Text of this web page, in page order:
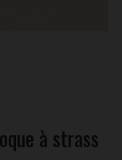
à strass